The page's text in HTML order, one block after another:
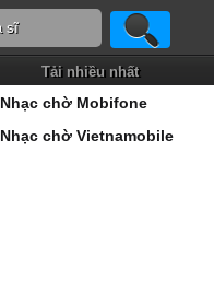
Tải nhiều nhất
Nhạc chờ Mobifone
Nhạc chờ Vietnamobile